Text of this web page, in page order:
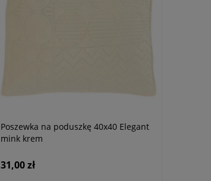
Poszewka na poduszkę 40x40 Elegant
mink krem
31,00 zł